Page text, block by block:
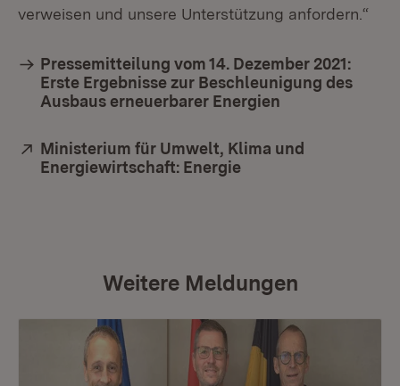
verweisen und unsere Unterstützung anfordern.“
Pressemitteilung vom 14. Dezember 2021:
Erste Ergebnisse zur Beschleunigung des
Ausbaus erneuerbarer Energien
Extern:
Ministerium für Umwelt, Klima und
Energiewirtschaft: Energie
Weitere Meldungen